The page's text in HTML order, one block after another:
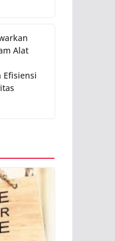
Alat
Efisiensi